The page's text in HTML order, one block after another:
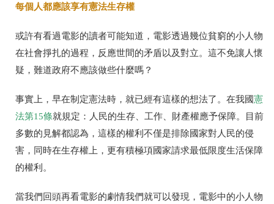
每個人都應該享有憲法生存權
或許有看過電影的讀者可能知道，電影透過幾位貧窮的小人物
在社會掙扎的過程，反應世間的矛盾以及對立。這不免讓人懷
疑，難道政府不應該做些什麼嗎？
事實上，早在制定憲法時，就已經有這樣的想法了。在我國憲
法第15條就規定：人民的生存、工作、財產權應予保障。目前
多數的見解都認為，這樣的權利不僅是排除國家對人民的侵
害，同時在生存權上，更有積極項國家請求最低限度生活保障
的權利。
當我們回頭再看電影的劇情我們就可以發現，電影中的小人物